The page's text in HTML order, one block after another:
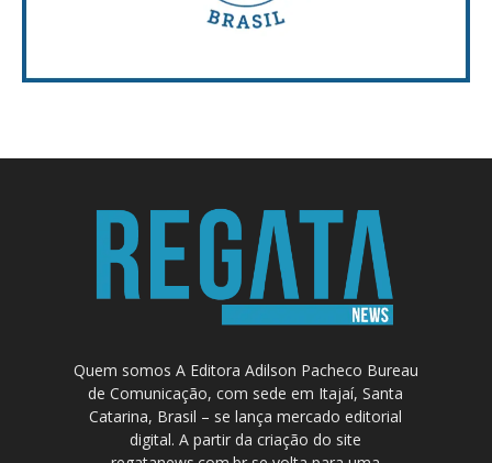
Quem somos A Editora Adilson Pacheco Bureau
de Comunicação, com sede em Itajaí, Santa
Catarina, Brasil – se lança mercado editorial
digital. A partir da criação do site